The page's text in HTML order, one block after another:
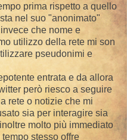
prima rispetto a quello
nel suo "anonimato"
che nome e
utilizzo della rete mi son
pseudonimi e
entrata e da allora
però riesco a seguire
rete o notizie che mi
sia per interagire sia
molto più immediato
stesso offre